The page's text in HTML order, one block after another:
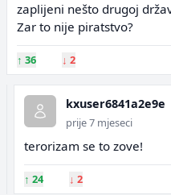
zaplijeni nešto drugoj
Zar to nije piratstvo?
↑ 36 ↓ 2
kxuser6841a2e9e
prije 7 mjeseci
terorizam se to zove!
↑ 24 ↓ 2